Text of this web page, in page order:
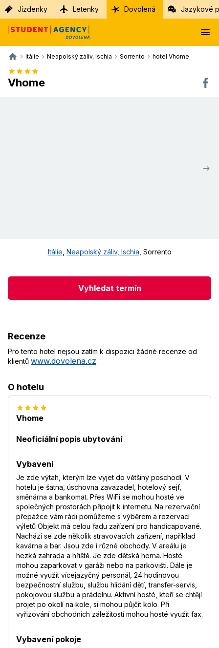
Jízdenky Letenky Dovolená Jazykové
Itálie Neapolský záliv, Ischia Sorrento hotel Vhome
Vhome
Itálie Neapolský záliv, Ischia Sorrento
Vyhledat termín
Recenze
Pro tento hotel nejsou zatím k dispozici žádné recenze od
klientů www.dovolena.cz.
O hotelu
Vhome
Neoficiální popis ubytování
Vybavení
Je zde výtah, kterým lze vyjet do většiny poschodí. V
hotelu je šatna, úschovna zavazadel, hotelový sejf,
směnárna a bankomat. Přes WiFi se mohou hosté ve
společných prostorách připojit k internetu. Na rezervační
přepážce vám rádi pomůžeme s výběrem a rezervací
výletů Objekt má celou řadu zařízení pro handicapované.
Nachází se zde několik stravovacích zařízení, například
kavárna a bar. Jsou zde i různé obchody. V areálu je
hezká zahrada a hřiště. Je zde dětská herna. Hosté
mohou zaparkovat v garáži nebo na parkovišti. Dále je
možné využít vícejazyčný personál, 24 hodinovou
bezpečnostní službu, službu hlídání dětí, transfer-servis,
pokojovou službu a prádelnu. Aktivní hosté, kteří se chtějí
projet po okolí na kole, si mohou půjčit kolo. Při
vyřizování obchodních záležitostí mohou hosté využít fax.
Vybavení pokoje